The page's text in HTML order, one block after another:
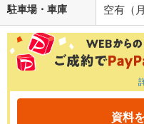
駐車場・車庫 空有（
資料